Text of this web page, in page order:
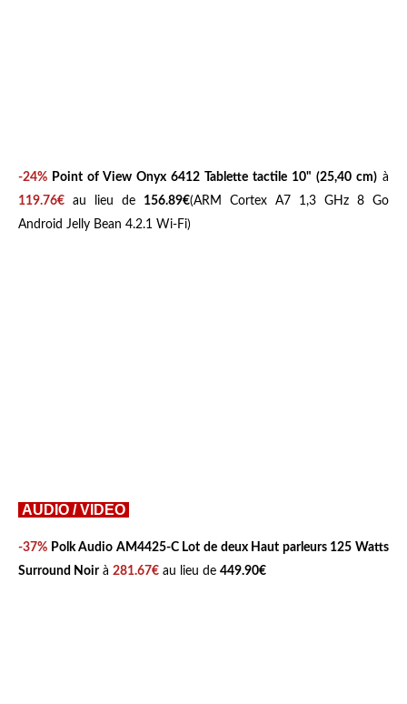
-24% Point of View Onyx 6412 Tablette tactile 10" (25,40 cm) à
119.76€ au lieu de 156.89€(ARM Cortex A7 1,3 GHz 8 Go
Android Jelly Bean 4.2.1 Wi-Fi)
AUDIO / VIDEO
-37% Polk Audio AM4425-C Lot de deux Haut parleurs 125 Watts
Surround Noir à 281.67€ au lieu de 449.90€